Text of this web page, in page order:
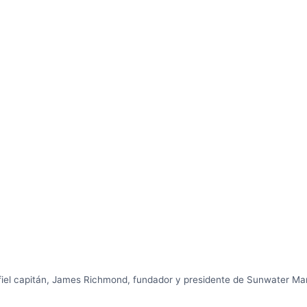
capitán, James Richmond, fundador y presidente de Sunwater